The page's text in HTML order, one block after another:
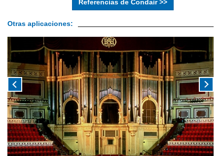
Referencias de Condair >>
Otras aplicaciones: